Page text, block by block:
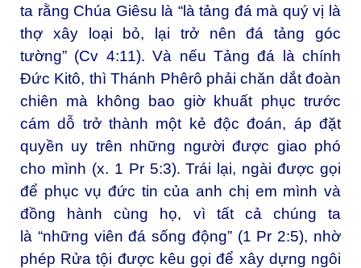
ta rằng Chúa Giêsu là “là tảng đá mà quý vị là
thợ xây loại bỏ, lại trở nên đá tảng góc
tường” (Cv 4:11). Và nếu Tảng đá là chính
Đức Kitô, thì Thánh Phêrô phải chăn dắt đoàn
chiên mà không bao giờ khuất phục trước
cám dỗ trở thành một kẻ độc đoán, áp đặt
quyền uy trên những người được giao phó
cho mình (x. 1 Pr 5:3). Trái lại, ngài được gọi
để phục vụ đức tin của anh chị em mình và
đồng hành cùng họ, vì tất cả chúng ta
là “những viên đá sống động” (1 Pr 2:5), nhờ
phép Rửa tội được kêu gọi để xây dựng ngôi